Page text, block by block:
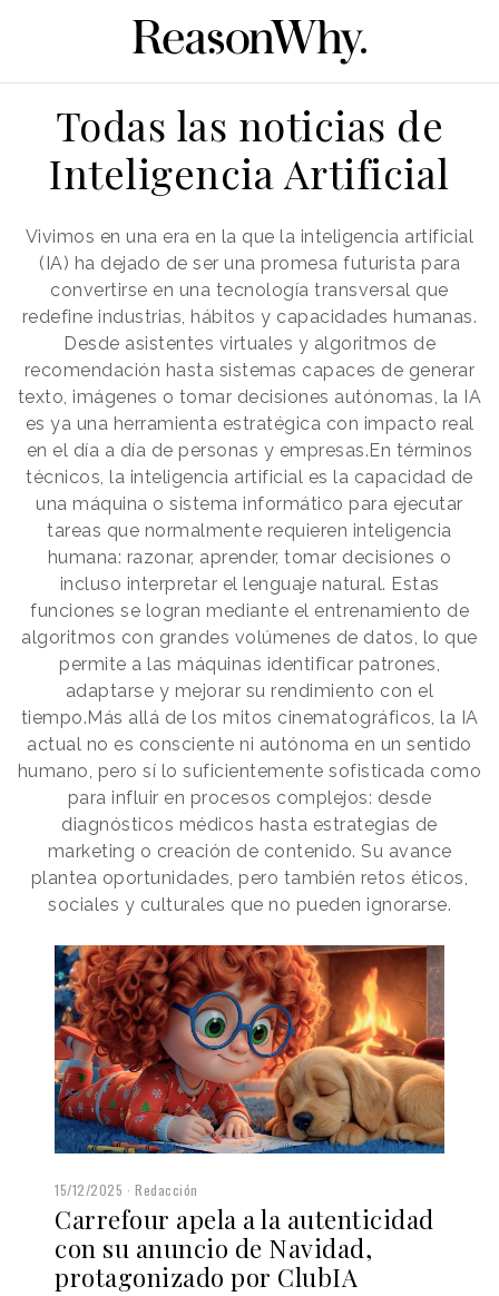
Todas las noticias de
Inteligencia Artificial
Vivimos en una era en la que la inteligencia artificial
(IA) ha dejado de ser una promesa futurista para
convertirse en una tecnología transversal que
redefine industrias, hábitos y capacidades humanas.
Desde asistentes virtuales y algoritmos de
recomendación hasta sistemas capaces de generar
texto, imágenes o tomar decisiones autónomas, la IA
es ya una herramienta estratégica con impacto real
en el día a día de personas y empresas.En términos
técnicos, la inteligencia artificial es la capacidad de
una máquina o sistema informático para ejecutar
tareas que normalmente requieren inteligencia
humana: razonar, aprender, tomar decisiones o
incluso interpretar el lenguaje natural. Estas
funciones se logran mediante el entrenamiento de
algoritmos con grandes volúmenes de datos, lo que
permite a las máquinas identificar patrones,
adaptarse y mejorar su rendimiento con el
tiempo.Más allá de los mitos cinematográficos, la IA
actual no es consciente ni autónoma en un sentido
humano, pero sí lo suficientemente sofisticada como
para influir en procesos complejos: desde
diagnósticos médicos hasta estrategias de
marketing o creación de contenido. Su avance
plantea oportunidades, pero también retos éticos,
sociales y culturales que no pueden ignorarse.
15/12/2025 Redacción
Carrefour apela a la autenticidad
con su anuncio de Navidad,
protagonizado por ClubIA